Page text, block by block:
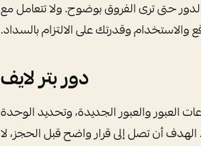
حتى ترى الفروق بوضوح. ولا تتعامل مع
والاستخدام وقدرتك على الالتزام بالسداد.
دور بتر لايف
العبور والعبور الجديدة، وتحديد الوحدة
أن تصل إلى قرار واضح قبل الحجز، لا